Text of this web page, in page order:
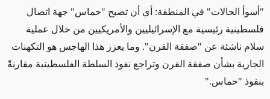
"أسوأ الحالات" في المنطقة: أي أن تصبح "حماس" جهة اتصال
فلسطينية رئيسية مع الإسرائيليين والأمريكيين من خلال عملية
سلام ناشئة عن "صفقة القرن". وما يعزز هذا الهاجس هو التكهنات
الجارية بشأن صفقة القرن وتراجع نفوذ السلطة الفلسطينية مقارنةً
بنفوذ "حماس."